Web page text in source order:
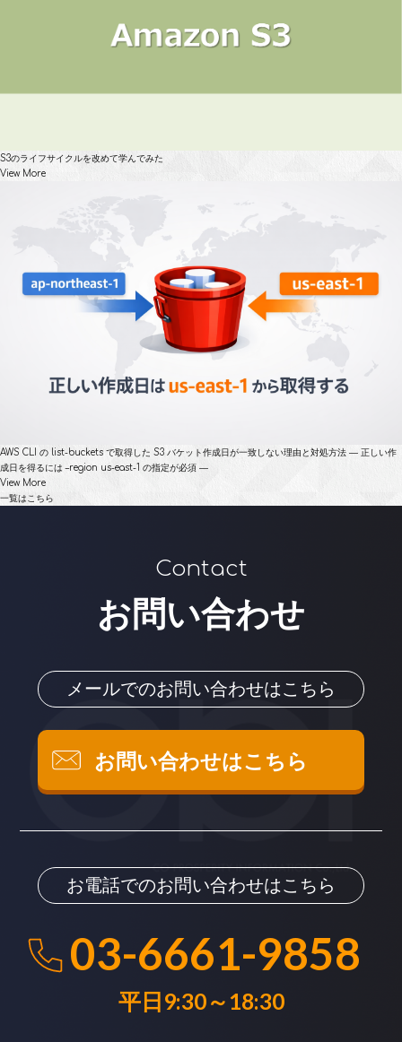
S3のライフサイクルを改めて学んでみた
View More
AWS CLI の list-buckets で取得した S3 バケット作成日が一致しない理由と対処方法 ― 正しい作
成日を得るには –region us-east-1 の指定が必須 ―
View More
一覧はこちら
Contact
お問い合わせ
メールでのお問い合わせはこちら
お問い合わせはこちら
お電話でのお問い合わせはこちら
03-6661-9858
平日9:30～18:30